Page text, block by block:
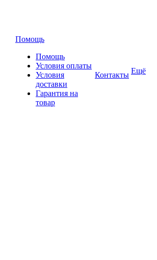
Помощь
Помощь
Условия оплаты
Условия
доставки
Гарантия на
товар
Контакты Ещё